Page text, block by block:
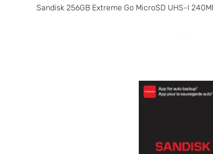
Sandisk 256GB Extreme Go MicroSD UHS-I